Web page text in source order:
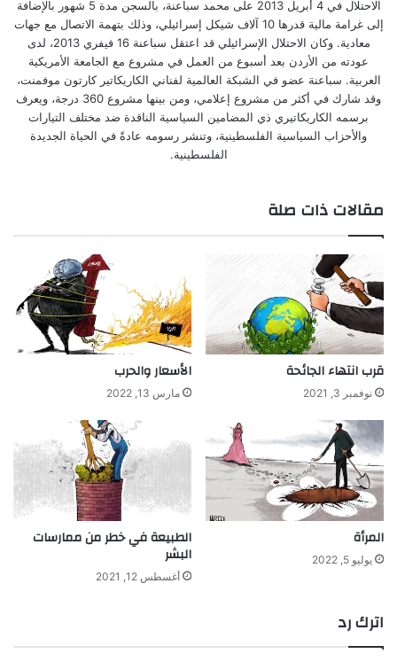
الاحتلال في 4 أبريل 2013 على محمد سباعنة، بالسجن مدة 5 شهور بالإضافة
إلى غرامة مالية قدرها 10 آلاف شيكل إسرائيلي، وذلك بتهمة الاتصال مع جهات
معادية. وكان الاحتلال الإسرائيلي قد اعتقل سباعنة 16 فيفري 2013، لدى
عودته من الأردن بعد أسبوع من العمل في مشروع مع الجامعة الأمريكية
العربية. سباعنة عضو في الشبكة العالمية لفناني الكاريكاتير كارتون موفمنت،
وقد شارك في أكثر من مشروع إعلامي، ومن بينها مشروع 360 درجة، ويعرف
برسمه الكاريكاتيري ذي المضامين السياسية الناقدة ضد مختلف التيارات
والأحزاب السياسية الفلسطينية، وتنشر رسومه عادةً في الحياة الجديدة
الفلسطينية.
مقالات ذات صلة
قرب انتهاء الجائحة
نوفمبر 3, 2021
الأسعار والحرب
مارس 13, 2022
المرأة
يوليو 5, 2022
الطبيعة في خطر من ممارسات
البشر
أغسطس 12, 2021
اترك رد